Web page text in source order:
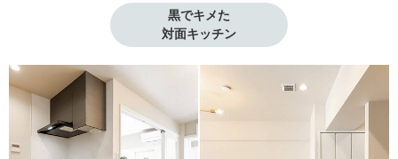
黒でキメた
対面キッチン